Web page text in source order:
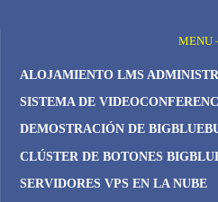
MENU
ALOJAMIENTO LMS
SISTEMA DE
DEMOSTRACIÓN DE
CLÚSTER DE BOTONES
SERVIDORES VPS EN LA NUBE